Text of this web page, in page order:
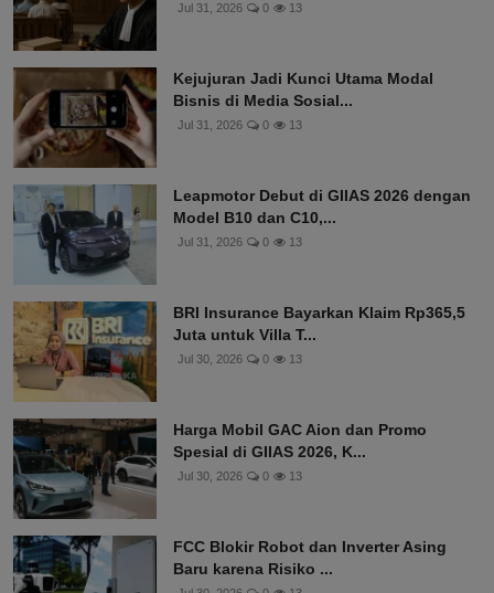
Jul 31, 2026 0 13
Kejujuran Jadi Kunci Utama Modal
Bisnis di Media Sosial...
Jul 31, 2026 0 13
Leapmotor Debut di GIIAS 2026 dengan
Model B10 dan C10,...
Jul 31, 2026 0 13
BRI Insurance Bayarkan Klaim Rp365,5
Juta untuk Villa T...
Jul 30, 2026 0 13
Harga Mobil GAC Aion dan Promo
Spesial di GIIAS 2026, K...
Jul 30, 2026 0 13
FCC Blokir Robot dan Inverter Asing
Baru karena Risiko ...